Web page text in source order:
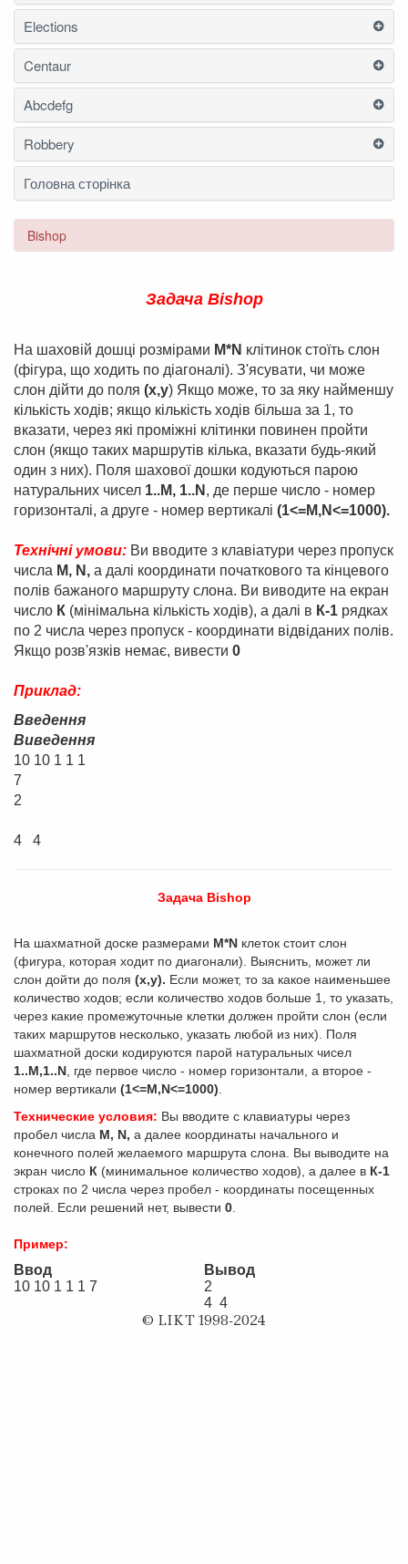
Elections
Centaur
Abcdefg
Robbery
Головна сторінка
Bishop
Задача Bishop
На шаховiй дошцi розмiрами М*N клiтинок стоїть слон
(фiгура, що ходить по дiагоналi). З'ясувати, чи може
слон дiйти до поля (x,y) Якщо може, то за яку найменшу
кiлькiсть ходiв; якщо кiлькiсть ходiв бiльша за 1, то
вказати, через якi промiжнi клiтинки повинен пройти
слон (якщо таких маршрутiв кiлька, вказати будь-який
один з них). Поля шахової дошки кодуються парою
натуральних чисел 1..М, 1..N , де перше число - номер
горизонталi, а друге - номер вертикалi (1<=М,N<=1000).
Технiчнi умови: Ви вводите з клавiатури через пропуск
числа М, N, а далi координати початкового та кiнцевого
полiв бажаного маршруту слона. Ви виводите на екран
число К (мiнiмальна кiлькiсть ходiв), а далi в К-1 рядках
по 2 числа через пропуск - координати вiдвiданих полiв.
Якщо розв'язкiв немає, вивести 0
Приклад:
Виведення
10 10 1 1 1
2
4 4
Задача Bishop
На шахматной доске размерами М*N клеток стоит слон
(фигура, которая ходит по диагонали). Выяснить, может ли
слон дойти до поля (x,y). Если может, то за какое наименьшее
количество ходов; если количество ходов больше 1, то указать,
через какие промежуточные клетки должен пройти слон (если
таких маршрутов несколько, указать любой из них). Поля
шахматной доски кодируются парой натуральных чисел
1..М,1..N , где первое число - номер горизонтали, а второе -
номер вертикали (1<=М,N<=1000)
Технические условия: Вы вводите с клавиатуры через
пробел числа М, N, а далее координаты начального и
конечного полей желаемого маршрута слона. Вы выводите на
экран число К (минимальное количество ходов), а далее в К-1
строках по 2 числа через пробел - координаты посещенных
полей. Если решений нет, вывести 0
Пример:
Ввод
Вывод
10 10 1 1 1 7
2
4 4
© LIKT 1998-2024